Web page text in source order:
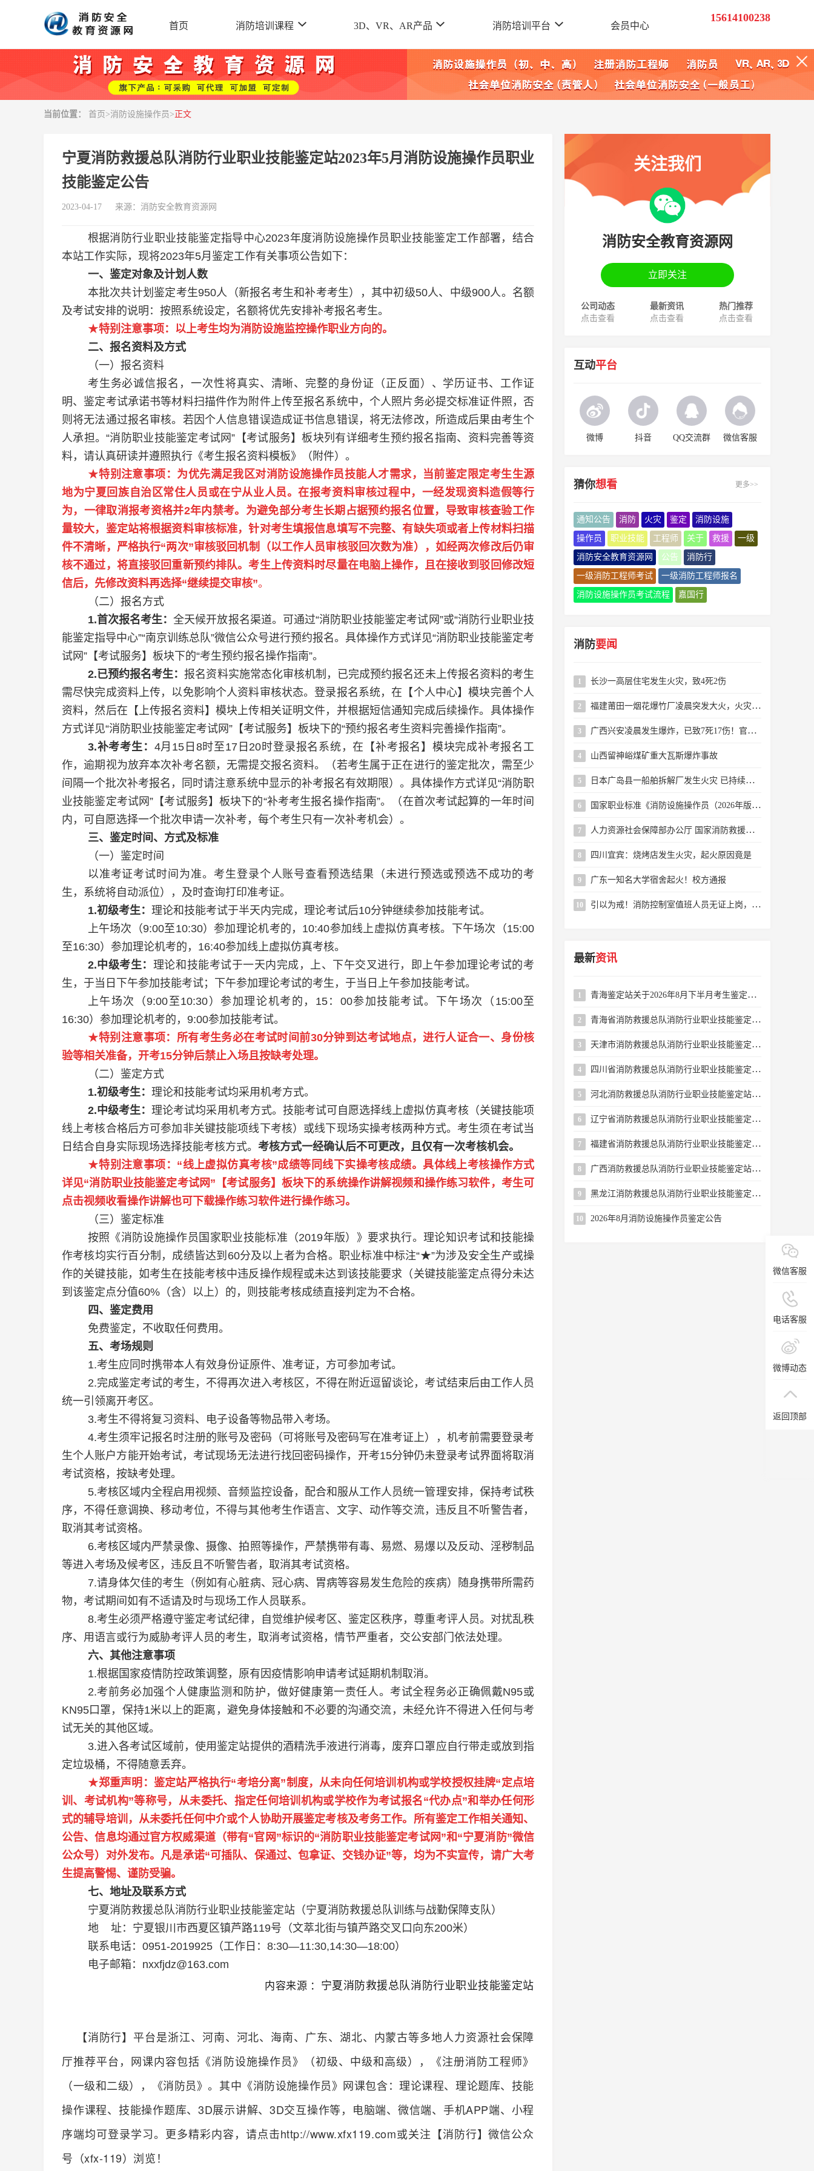
首页 消防培训课程 3D、VR、AR产品 消防培训平台 会员中心
15614100238
当前位置： 首页 >消防设施操作员 > 正文
宁夏消防救援总队消防行业职业技能鉴定站2023年5月消防设施操作员职业
技能鉴定公告
2023-04-17 来源： 消防安全教育资源网
根据消防行业职业技能鉴定指导中心2023年度消防设施操作员职业技能鉴定工作部署，结合
本站工作实际，现将2023年5月 鉴定工作有关事项公告如下：
一、鉴定对象及计划人数
本批次共计划鉴定考生950人（新报名考生和补考考生），其中初级50人、中级900人。名额
及考试安排的说明：按照系统设定，名额将优先安排补考报名考生。
★特别注意事项：以上考生均为消防设施监控操作职业方向的。
二、报名资料及方式
（一）报名资料
考生务必诚信报名，一次性将真实、清晰、完整的身份证（正反面）、学历证书、工作证
明、鉴定考试承诺书等材料扫描件作为附件上传至报名系统中，个人照片务必提交标准证件照，否
则将无法通过报名审核。若因个人信息错误造成证书信息错误，将无法修改，所造成后果由考生个
人承担。“消防职业技能鉴定考试网”【考试服务】板块列有详细考生预约报名指南、资料完善等资
料，请认真研读并遵照执行《考生报名资料模板》（附件）。
★特别注意事项： 为优先满足我区对消防设施操作员技能人才需求，当前鉴定限定考生生源
地为宁夏回族自治区常住人员或在宁从业人员。在报考资料审核过程中，一经发现资料造假等行
为，一律取消报考资格并2年内禁考。为避免部分考生长期占据预约报名位置，导致审核查验工作
量较大，鉴定站将根据资料审核标准，针对考生填报信息填写不完整、有缺失项或者上传材料扫描
件不清晰，严格执行“两次”审核驳回机制（以工作人员审核驳回次数为准），如经两次修改后仍审
核不通过，将直接驳回重新预约排队。考生上传资料时尽量在电脑上操作，且在接收到驳回修改短
信后，先修改资料再选择“继续提交审核”。
（二）报名方式
1.首次报名考生：全天候开放报名渠道。可通过“消防职业技能鉴定考试网”或“消防行业职业技
能鉴定指导中心”“南京训练总队”微信公众号进行预约报名。具体操作方式详见“消防职业技能鉴定考
试网”【考试服务】板块下的“考生预约报名操作指南”。
2.已预约报名考生：报名资料实施常态化审核机制，已完成预约报名还未上传报名资料的考生
需尽快完成资料上传，以免影响个人资料审核状态。登录报名系统，在【个人中心】模块完善个人
资料，然后在【上传报名资料】模块上传相关证明文件，并根据短信通知完成后续操作。具体操作
方式详见“消防职业技能鉴定考试网”【考试服务】板块下的“预约报名考生资料完善操作指南”。
3.补考考生： 4月 15 日 8时至17 日 20时登录报名系统，在【补考报名】模块完成补考报名工
作，逾期视为放弃本次补考名额，无需提交报名资料。（若考生属于正在进行的鉴定批次，需至少
间隔一个批次补考报名，同时请注意系统中显示的补考报名有效期限）。具体操作方式详见“消防职
业技能鉴定考试网”【考试服务】板块下的“补考考生报名操作指南”。（在首次考试起算的一年时间
内，可自愿选择一个批次申请一次补考，每个考生只有一次补考机会）。
三、鉴定时间、方式及标准
（一）鉴定时间
以准考证考试时间为准。考生登录个人账号查看预选结果（未进行预选或预选不成功的考
生，系统将自动派位），及时查询打印准考证。
1.初级考生： 理论和技能考试于半天内完成， 理论考试后10分钟继续参加技能考试。
上午场次（9:00至10:30）参加理论机考的 ， 10:40参加线上虚拟仿真考核。下午场次（15:00
至16:30）参加理论机考的 ， 16:40参加线上虚拟仿真考核。
2.中级考生： 理论和技能考试于一天内完成，上、下午交叉进行，即上午参加理论考试的考
生，于当日下午参加技能考试；下午参加理论考试的考生，于当日上午参加技能考试。
上午场次（9:00至10:30）参加理论机考的 ， 15： 00参加技能考试。下午场次（ 15:00至
16:30）参加理论机考的， 9:00参加技能考试。
★特别注意事项：所有考生务必在考试时间前30分钟到达考试地点，进行人证合一、身份核
验等相关准备，开考15分钟后禁止入场且 按缺考处理。
（二）鉴定方式
1.初级考生： 理论和技能考试均采用机考方式。
2.中级考生：理论考试均采用机考方式。技能考试可自愿选择线上虚拟仿真考核（关键技能项
线上考核合格后方可参加非关键技能项线下考核）或线下现场实操考核两种方式。考生须在考试当
日结合自身实际现场选择技能考核方式。 考核方式一经确认后不可更改， 且仅有一次考核机会。
★特别注意事项： “线上虚拟仿真考核”成绩等同线下实操考核成绩。具体线上考核操作方式
详见“消防职业技能鉴定考试网”【考试服务】板块下的系统操作讲解视频和操作练习软件，考生可
点击视频收看操作讲解也可下载操作练习软件进行操作练习。
（三）鉴定标准
按照《消防设施操作员国家职业技能标准（2019年版）》要求执行。理论知识考试和技能操
作考核均实行百分制，成绩皆达到 60分及以上者为合格。职业标准中标注“★”为涉及安全生产或操
作的关键技能，如考生在技能考核中违反操作规程或未达到该技能要求（关键技能鉴定点得分未达
到该鉴定点分值60% （含）以上）的，则技能考核成绩直接判定为不合格。
四、鉴定费用
免费鉴定，不收取任何费用。
五、考场规则
1.考生应同时携带本人有效身份证原件、准考证，方可参加考试。
2.完成鉴定考试的考生，不得再次进入考核区，不得在附近逗留谈论，考试结束后由工作人员
统一引领离开考区。
3.考生不得将复习资料、电子设备等物品带入考场。
4.考生须牢记报名时注册的账号及密码（可将账号及密码写在准考证上），机考前需要登录考
生个人账户方能开始考试，考试现场无法进行找回密码操作，开考15分钟仍未登录考试界面将取消
考试资格，按缺考处理。
5.考核区域内全程启用视频、音频监控设备，配合和服从工作人员统一管理安排，保持考试秩
序，不得任意调换、移动考位，不得与其他考生作语言、文字、动作等交流，违反且不听警告者，
取消其考试资格。
6.考核区域内严禁录像、摄像、拍照等操作，严禁携带有毒、易燃、易爆以及反动、淫秽制品
等进入考场及候考区，违反且不听警告者，取消其考试资格。
7.请身体欠佳的考生（例如有心脏病、冠心病、胃病等容易发生危险的疾病）随身携带所需药
物，考试期间如有不适请及时与现场工作人员联系。
8.考生必须严格遵守鉴定考试纪律，自觉维护候考区、鉴定区秩序，尊重考评人员。对扰乱秩
序、用语言或行为威胁考评人员的考生，取消考试资格，情节严重者，交公安部门依法处理。
六、其他注意事项
1.根据国家疫情防控政策调整，原有因疫情影响申请考试延期机制取消。
2.考前务必加强个人健康监测和防护，做好健康第一责任人。考试全程务必正确佩戴N95或
KN95口罩， 保持1米以上的距离，避免身体接触和 不必要的沟通交流，未经允许不得进入任何与考
试无关的其他区域。
3.进入各考试区域前，使用鉴定站提供的酒精洗手液进行消毒，废弃口罩应自行带走或放到指
定垃圾桶，不得随意丢弃。
★郑重声明：鉴定站严格执行“考培分离”制度，从未向任何培训机构或学校授权挂牌“定点培
训、考试机构”等称号，从未委托、指定任何培训机构或学校作为考试报名“代办点”和举办任何形
式的辅导培训，从未委托任何中介或个人协助开展鉴定考核及考务工作。所有鉴定工作相关通知、
公告、信息均通过官方权威渠道（带有“官网”标识的“消防职业技能鉴定考试网”和“宁夏消防”微信
公众号）对外发布。凡是承诺“可插队、保通过、包拿证、交钱办证”等，均为不实宣传，请广大考
生提高警惕、谨防受骗。
七、地址及联系方式
宁夏消防救援总队消防行业职业技能鉴定站（宁夏消防救援总队训练与战勤保障支队）
地
址：宁夏银川市西夏区镇芦路119号 （文萃北街与镇芦路交叉口向东200米）
联系电话： 0951-2019925（工作日 ： 8:30—11:30,14:30—18:00）
电子邮箱： nxxfjdz@163.com
内容来源 ： 宁夏消防救援总队消防行业职业技能鉴定站
【消防行】平台是浙江、河南、河北、海南、广东、湖北、内蒙古等多地人力资源社会保障
厅推荐平台，网课内容包括《消防设施操作员》（初级、中级和高级），《注册消防工程师》
（一级和二级），《消防员》。其中《消防设施操作员》网课包含：理论课程、理论题库、技能
操作课程、技能操作题库、3D展示讲解、3D交互操作等，电脑端、微信端、手机APP端、小程
序端均可登录学习。更多精彩内容，请点击http://www.xfx119.com或关注【消防行】微信公众
号（xfx-119）浏览！
关注我们
消防安全教育资源网
立即关注
公司动态
点击查看
最新资讯
点击查看
热门推荐
点击查看
互动平台
微博 抖音 QQ交流群 微信客服
猜你想看 更多>>
通知公告 消防 火灾 鉴定 消防设施
操作员 职业技能 工程师 关于 救援 一级
消防安全教育资源网 公告 消防行
一级消防工程师考试 一级消防工程师报名
消防设施操作员考试流程 嘉国行
消防要闻
1 长沙一高层住宅发生火灾，致4死2伤
2 福建莆田一烟花爆竹厂凌晨突发大火，火灾系人为纵火，嫌疑人已被警方控制
3 广西兴安凌晨发生爆炸，已致7死17伤！官方通报→
4 山西留神峪煤矿重大瓦斯爆炸事故
5 日本广岛县一船舶拆解厂发生火灾 已持续近24小时
6 国家职业标准《消防设施操作员（2026年版）》解读
7 人力资源社会保障部办公厅 国家消防救援局办公室 关于颁布消防设施操作员国家职业标准的通知
8 四川宜宾：烧烤店发生火灾，起火原因竟是
9 广东一知名大学宿舍起火！校方通报
10 引以为戒！消防控制室值班人员无证上岗，这个小区物业被罚
最新资讯
1 青海鉴定站关于2026年8月下半月考生鉴定缴费缴款码公示的公告
2 青海省消防救援总队消防行业职业技能鉴定站2026年8月下半月消防设施操作员职业技能鉴定公告
3 天津市消防救援总队消防行业职业技能鉴定站2026年8月16-31日批次消防设施操作员职业技能鉴定公告
4 四川省消防救援总队消防行业职业技能鉴定站2026年8月消防设施操作员职业技能鉴定考试公告
5 河北消防救援总队消防行业职业技能鉴定站 2026年8月第二批次消防设施操作员职业技能鉴定公告
6 辽宁省消防救援总队消防行业职业技能鉴定站关于续增2026年8月下半月批次消防设施操作员鉴定考试名额的公告
7 福建省消防救援总队消防行业职业技能鉴定站2026年8月第二批次消防设施操作员职业技能鉴定公告
8 广西消防救援总队消防行业职业技能鉴定站2026年8月上半月消防设施操作员职业技能鉴定公告
9 黑龙江消防救援总队消防行业职业技能鉴定站关于开展开放日活动的公告
10 2026年8月消防设施操作员鉴定公告
微信客服
电话客服
微博动态
返回顶部